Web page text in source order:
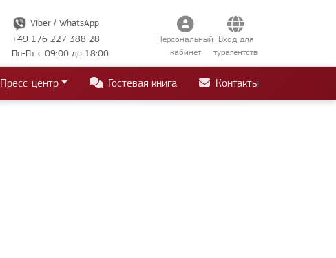
Viber / WhatsApp
+49 176 227 388 28
Пн-Пт с 09:00 до 18:00
Персональный
кабинет
Вход для
турагентств
Пресс-центр Гостевая книга Контакты